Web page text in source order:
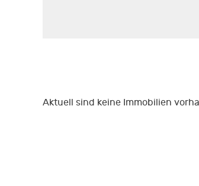
Aktuell sind keine Immobilien